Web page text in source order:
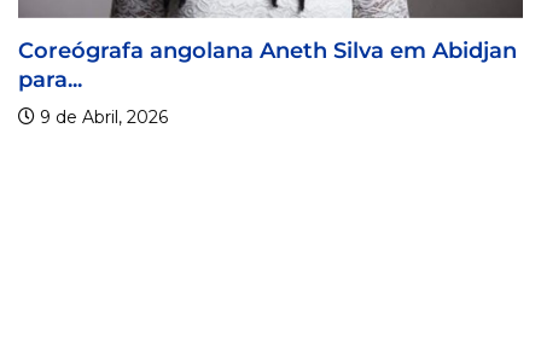
Coreógrafa angolana Aneth Silva em Abidjan
para...
9 de Abril, 2026